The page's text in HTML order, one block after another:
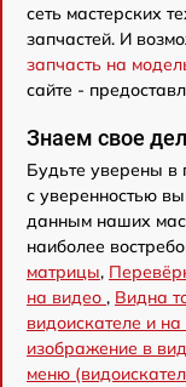
сеть мастерских
запчастей. И
запчасть на
сайте -
Знаем свое
Будьте уверены в
с уверенностью
данным наших
наиболее
матрицы,
на видео , Видна
видоискателе и
изображение в
меню